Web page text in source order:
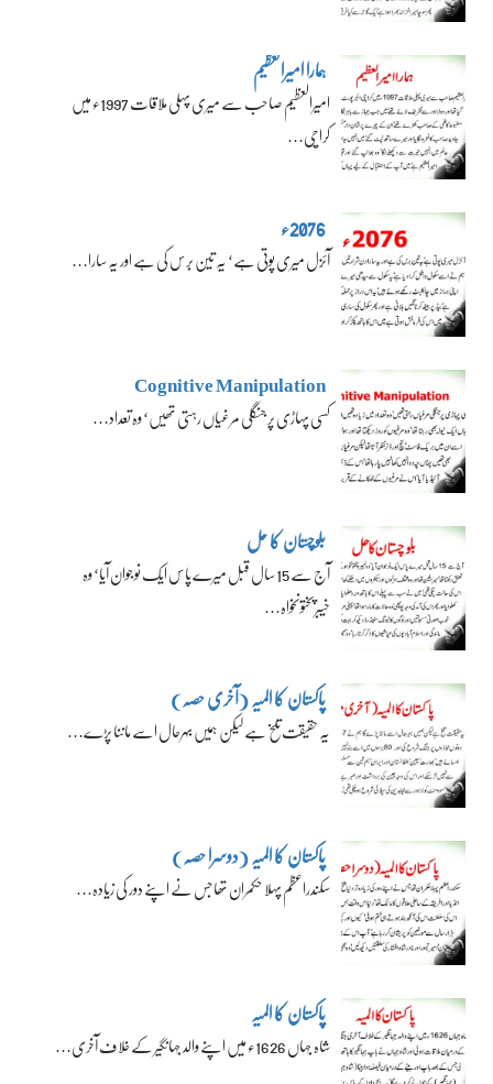
ہمارا امیرالعظیم
امیرالعظیم صاحب سے میری پہلی ملاقات 1997ء میں
کراچی…
2076ء
آئزل میری پوتی ہے‘ یہ تین برس کی ہے اور یہ سارا…
Cognitive Manipulation
کسی پہاڑی پر جنگلی مرغیاں رہتی تھیں‘ وہ تعداد…
بلوچستان کا حل
آج سے 15 سال قبل میرے پاس ایک نوجوان آیا‘ وہ
خیبرپختونخواہ…
پاکستان کا المیہ (آخری حصہ)
یہ حقیقت تلخ ہے لیکن ہمیں بہرحال اسے ماننا پڑے…
پاکستان کا المیہ (دوسرا حصہ)
سکندراعظم پہلا حکمران تھا جس نے اپنے دور کی زیادہ…
پاکستان کا المیہ
شاہ جہاں 1626ء میں اپنے والد جہانگیر کے خلاف آخری…